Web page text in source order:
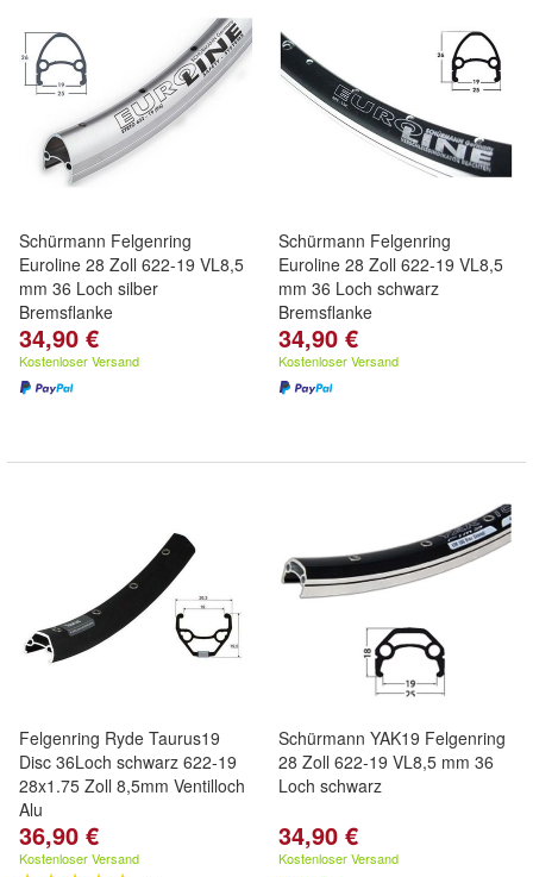
Schürmann Felgenring
Euroline 28 Zoll 622-19 VL8,5
mm 36 Loch silber
Bremsflanke
34,90 €
Kostenloser Versand
Schürmann Felgenring
Euroline 28 Zoll 622-19 VL8,5
mm 36 Loch schwarz
Bremsflanke
34,90 €
Kostenloser Versand
Felgenring Ryde Taurus19
Disc 36Loch schwarz 622-19
28x1.75 Zoll 8,5mm Ventilloch
Alu
36,90 €
Kostenloser Versand
Schürmann YAK19 Felgenring
28 Zoll 622-19 VL8,5 mm 36
Loch schwarz
34,90 €
Kostenloser Versand